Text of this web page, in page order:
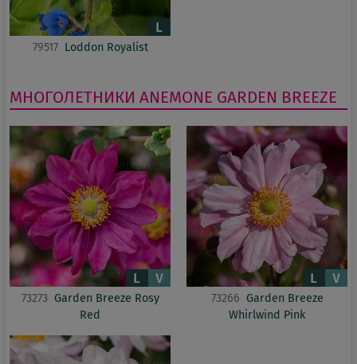
79517 Loddon Royalist
МНОГОЛЕТНИКИ ANEMONE GARDEN BREEZE
73273 Garden Breeze Rosy
Red
73266 Garden Breeze
Whirlwind Pink